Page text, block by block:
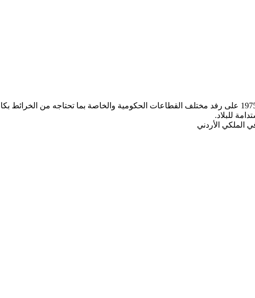
لقد دأب المركز الجغرافي الملكي الأردني ومنذ تأسيسه عام 1975 على رفد مختلف القطاعات الحكومية
للبلاد.
الملكي الأردني